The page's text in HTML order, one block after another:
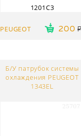
1201C3
PEUGEOT 200
Б/У патрубок системы
охлаждения PEUGEOT
1343EL